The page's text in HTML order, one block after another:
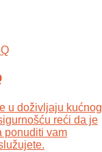
u doživljaju kućnog
reći da je
ponuditi vam